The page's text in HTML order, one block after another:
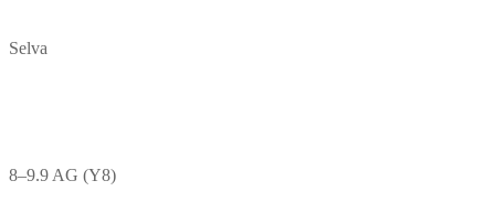
Selva
8–9.9 AG (Y8)